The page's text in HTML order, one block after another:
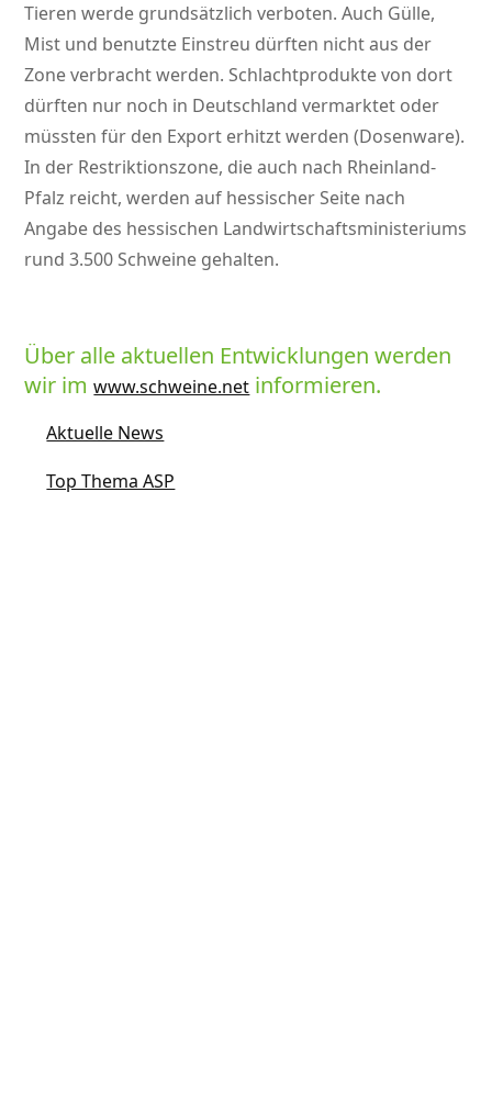
Tieren werde grundsätzlich verboten. Auch Gülle,
Mist und benutzte Einstreu dürften nicht aus der
Zone verbracht werden. Schlachtprodukte von dort
dürften nur noch in Deutschland vermarktet oder
müssten für den Export erhitzt werden (Dosenware).
In der Restriktionszone, die auch nach Rheinland-
Pfalz reicht, werden auf hessischer Seite nach
Angabe des hessischen Landwirtschaftsministeriums
rund 3.500 Schweine gehalten.
Über alle aktuellen Entwicklungen werden
wir imwww.schweine.net informieren.
Aktuelle News
Top Thema ASP